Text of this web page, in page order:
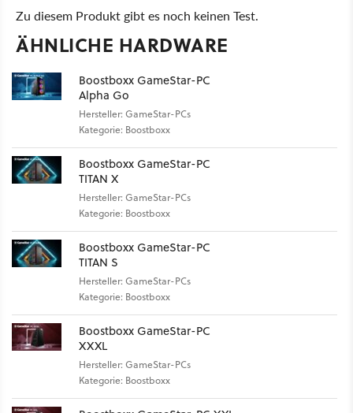
Zu diesem Produkt gibt es noch keinen Test.
ÄHNLICHE HARDWARE
Boostboxx GameStar-PC
Alpha Go
Hersteller: GameStar-PCs
Kategorie: Boostboxx
Boostboxx GameStar-PC
TITAN X
Hersteller: GameStar-PCs
Kategorie: Boostboxx
Boostboxx GameStar-PC
TITAN S
Hersteller: GameStar-PCs
Kategorie: Boostboxx
Boostboxx GameStar-PC
XXXL
Hersteller: GameStar-PCs
Kategorie: Boostboxx